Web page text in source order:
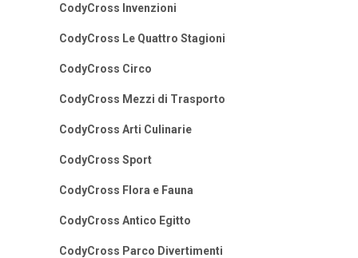
CodyCross Invenzioni
CodyCross Le Quattro Stagioni
CodyCross Circo
CodyCross Mezzi di Trasporto
CodyCross Arti Culinarie
CodyCross Sport
CodyCross Flora e Fauna
CodyCross Antico Egitto
CodyCross Parco Divertimenti